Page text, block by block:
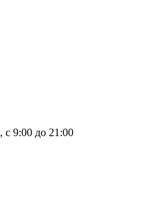
9:00 до 21:00